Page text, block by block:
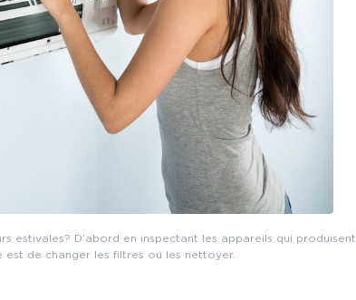
estivales? D’abord en inspectant les appareils qui produisent
est de changer les filtres ou les nettoyer.